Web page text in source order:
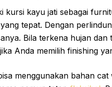
kursi kayu jati sebagai
tepat. Dengan
Bila terkena hujan
Anda memilih finishing
menggunakan bahan